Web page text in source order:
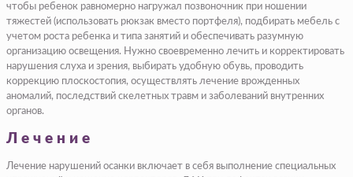
чтобы ребенок равномерно нагружал позвоночник при ношении
тяжестей (использовать рюкзак вместо портфеля), подбирать мебель с
учетом роста ребенка и типа занятий и обеспечивать разумную
организацию освещения. Нужно своевременно лечить и корректировать
нарушения слуха и зрения, выбирать удобную обувь, проводить
коррекцию плоскостопия, осуществлять лечение врожденных
аномалий, последствий скелетных травм и заболеваний внутренних
органов.
Лечение
Лечение нарушений осанки включает в себя выполнение специальных